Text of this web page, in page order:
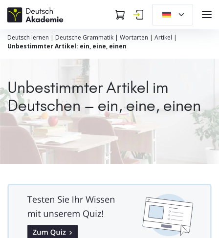
Deutsch lernen | Deutsche Grammatik | Wortarten | Artikel |
Unbestimmter Artikel: ein, eine, einen
Unbestimmter Artikel im
Deutschen – ein, eine, einen